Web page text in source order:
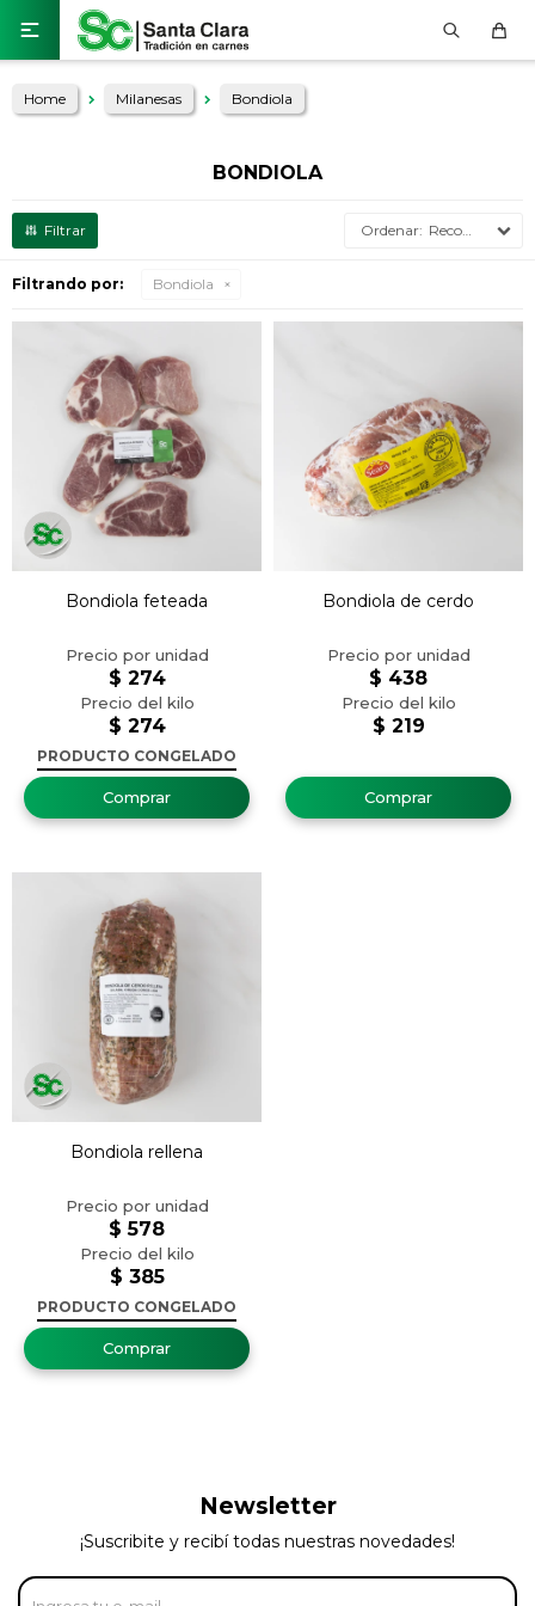

Home Milanesas Bondiola
BONDIOLA
Recomendados
Filtrando por: Bondiola
Bondiola feteada
$ 274
$ 274
PRODUCTO CONGELADO
Bondiola de cerdo
$ 219
$ 438
Bondiola rellena
$ 385
$ 578
PRODUCTO CONGELADO
Newsletter
¡Suscribite y recibí todas nuestras novedades!